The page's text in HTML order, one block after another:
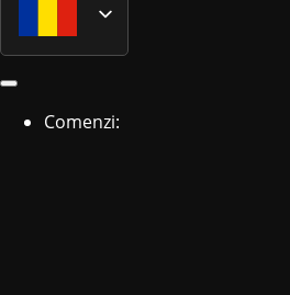
Română
English
Comenzi: